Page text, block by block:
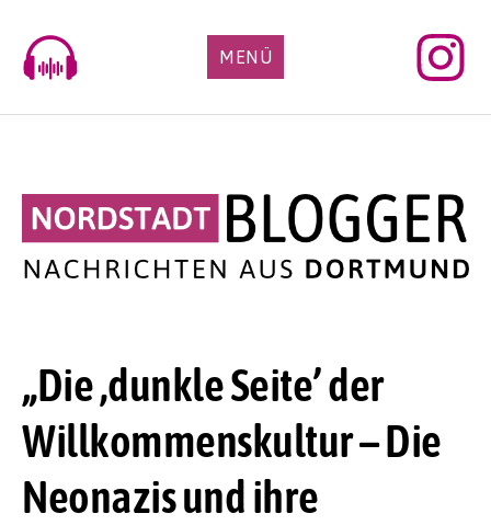
content
MENÜ
„Die ,dunkle Seite’ der
Willkommenskultur – Die
Neonazis und ihre